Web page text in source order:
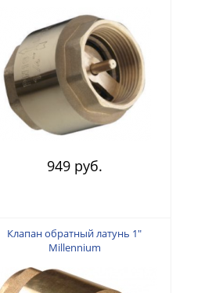
949 руб.
Клапан обратный латунь 1"
Millennium